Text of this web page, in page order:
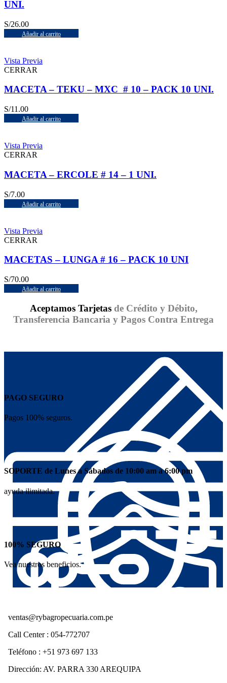
UNI.
S/26.00
Añadir al carrito
Vista Previa
CERRAR
MACETA – TEKU – MXC # 10 – PACK 10 UNI.
S/11.00
Añadir al carrito
Vista Previa
CERRAR
MACETA – ERCOLE # 14 – 1 UNI.
S/7.00
Añadir al carrito
Vista Previa
CERRAR
MACETAS – LUNGA # 16 – PACK 10 UNI
S/70.00
Añadir al carrito
Aceptamos Tarjetas de Crédito y Débito,
Transferencia Bancaria y Pagos Contra Entrega
PAGO SEGURO
Pagos 100% seguros.
SOPORTE de Lunes a Sábados de 10:00 am a 6:00 pm
ayuda ilimitada.
100% SEGURO
Vea nuestros beneficios.
ventas@rybagropecuaria.com.pe
Call Center : 054-772707
Teléfono : +51 973 697 133
Dirección: AV. PARRA 330 AREQUIPA